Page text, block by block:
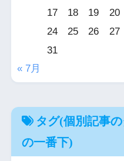
17
18 19 20
24
25 26 27
31
« 7月
タグ(個別記事
の一番下)